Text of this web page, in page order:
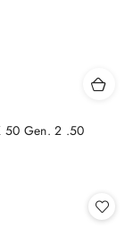
50 Gen. 2 .50